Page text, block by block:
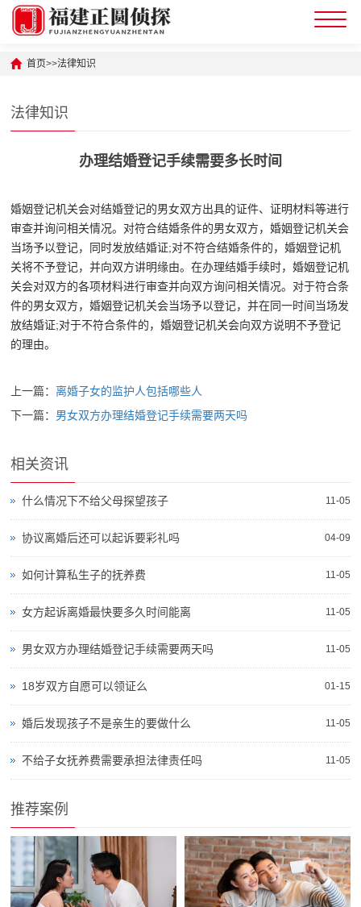
首页>>法律知识
法律知识
办理结婚登记手续需要多长时间
婚姻登记机关会对结婚登记的男女双方出具的证件、证明材料等进行
审查并询问相关情况。对符合结婚条件的男女双方，婚姻登记机关会
当场予以登记，同时发放结婚证;对不符合结婚条件的，婚姻登记机
关将不予登记，并向双方讲明缘由。在办理结婚手续时，婚姻登记机
关会对双方的各项材料进行审查并向双方询问相关情况。对于符合条
件的男女双方，婚姻登记机关会当场予以登记，并在同一时间当场发
放结婚证;对于不符合条件的，婚姻登记机关会向双方说明不予登记
的理由。
上一篇： 离婚子女的监护人包括哪些人
下一篇： 男女双方办理结婚登记手续需要两天吗
相关资讯
11-05
什么情况下不给父母探望孩子
04-09
协议离婚后还可以起诉要彩礼吗
11-05
如何计算私生子的抚养费
11-05
女方起诉离婚最快要多久时间能离
11-05
男女双方办理结婚登记手续需要两天吗
01-15
18岁双方自愿可以领证么
11-05
婚后发现孩子不是亲生的要做什么
11-05
不给子女抚养费需要承担法律责任吗
推荐案例